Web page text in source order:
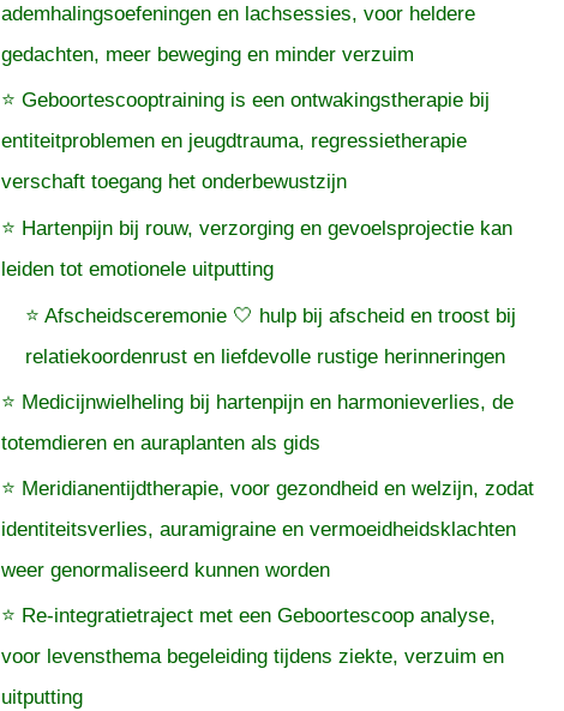
ademhalingsoefeningen en lachsessies, voor heldere
gedachten, meer beweging en minder verzuim
⭐ Geboortescooptraining is een ontwakingstherapie bij
entiteitproblemen en jeugdtrauma, regressietherapie
verschaft toegang het onderbewustzijn
⭐ Hartenpijn bij rouw, verzorging en gevoelsprojectie kan
leiden tot emotionele uitputting
⭐ Afscheidsceremonie 🤍 hulp bij afscheid en troost bij
relatiekoordenrust en liefdevolle rustige herinneringen
⭐ Medicijnwielheling bij hartenpijn en harmonieverlies, de
totemdieren en auraplanten als gids
⭐ Meridianentijdtherapie, voor gezondheid en welzijn, zodat
identiteitsverlies, auramigraine en vermoeidheidsklachten
weer genormaliseerd kunnen worden
⭐ Re-integratietraject met een Geboortescoop analyse,
voor levensthema begeleiding tijdens ziekte, verzuim en
uitputting